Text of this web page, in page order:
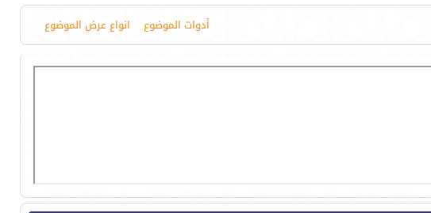
أدوات الموضوع انواع عرض الموضوع